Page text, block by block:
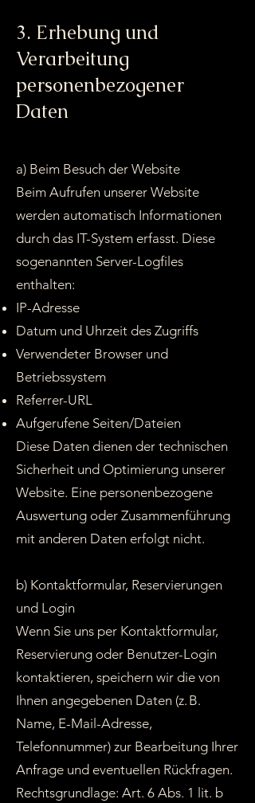
3. Erhebung und
Verarbeitung
personenbezogener
Daten
a) Beim Besuch der Website
Beim Aufrufen unserer Website
werden automatisch Informationen
durch das IT-System erfasst. Diese
sogenannten Server-Logfiles
enthalten:
IP-Adresse
Datum und Uhrzeit des Zugriffs
Verwendeter Browser und
Betriebssystem
Referrer-URL
Aufgerufene Seiten/Dateien
Diese Daten dienen der technischen
Sicherheit und Optimierung unserer
Website. Eine personenbezogene
Auswertung oder Zusammenführung
mit anderen Daten erfolgt nicht.
b) Kontaktformular, Reservierungen
und Login
Wenn Sie uns per Kontaktformular,
Reservierung oder Benutzer-Login
kontaktieren, speichern wir die von
Ihnen angegebenen Daten (z. B.
Name, E-Mail-Adresse,
Telefonnummer) zur Bearbeitung Ihrer
Anfrage und eventuellen Rückfragen.
Rechtsgrundlage: Art. 6 Abs. 1 lit. b